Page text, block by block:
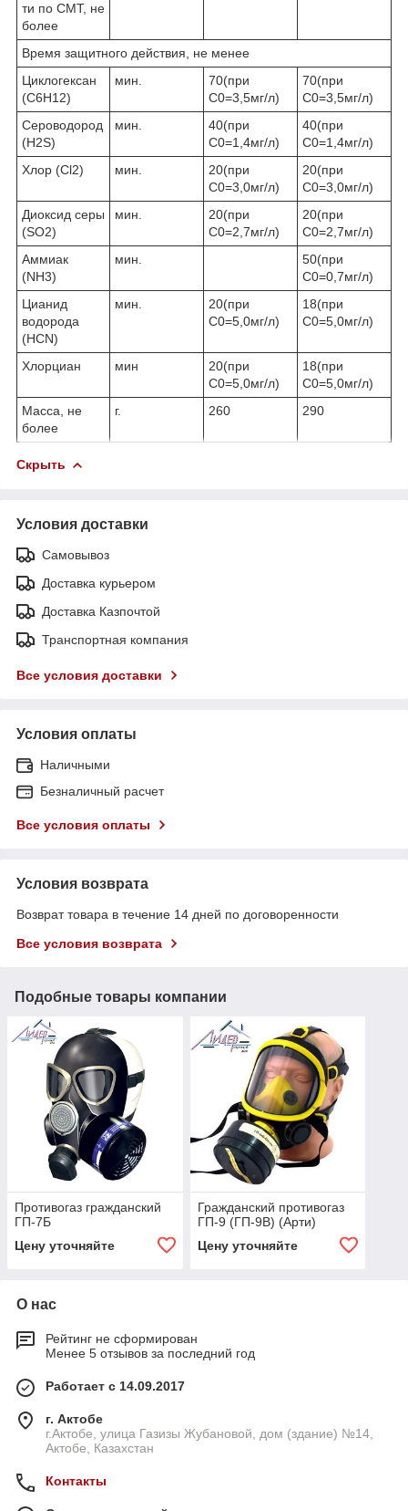
ти по СМТ, не
более
Время защитного действия, не менее
Циклогексан
(C6H12)
мин.
70(при
С0=3,5мг/л)
70(при
С0=3,5мг/л)
Сероводород
(H2S)
мин.
40(при
С0=1,4мг/л)
40(при
С0=1,4мг/л)
Хлор (Cl2)
мин.
20(при
С0=3,0мг/л)
20(при
С0=3,0мг/л)
Диоксид серы
(SO2)
мин.
20(при
С0=2,7мг/л)
20(при
С0=2,7мг/л)
Аммиак
(NH3)
мин.
50(при
С0=0,7мг/л)
Цианид
водорода
(HCN)
мин.
20(при
С0=5,0мг/л)
18(при
С0=5,0мг/л)
Хлорциан мин
20(при
С0=5,0мг/л)
18(при
С0=5,0мг/л)
Масса, не
более
г. 260 290
Скрыть
Условия доставки
Самовывоз
Доставка курьером
Доставка Казпочтой
Транспортная компания
Все условия доставки
Условия оплаты
Наличными
Безналичный расчет
Все условия оплаты
Условия возврата
Возврат товара в течение 14 дней по договоренности
Все условия возврата
Подобные товары компании
Противогаз гражданский
ГП-7Б
Цену уточняйте
Гражданский противогаз
ГП-9 (ГП-9В) (Арти)
Цену уточняйте
О нас
Рейтинг не сформирован
Менее 5 отзывов за последний год
Работает с 14.09.2017
г. Актобе
г.Актобе, улица Газизы Жубановой, дом (здание) №14,
Актобе, Казахстан
Контакты